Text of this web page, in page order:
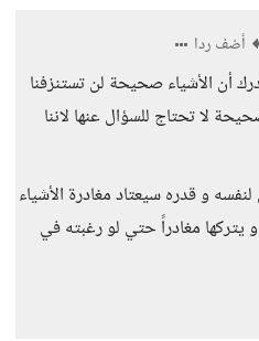
أضف ردا
أن الأشياء صحيحة لن تستنزفنا
لا تحتاج للسؤال عنها لاننا
و قدره سيعتاد مغادرة الأشياء
يتركها مغادراً حتي لو رغبته في